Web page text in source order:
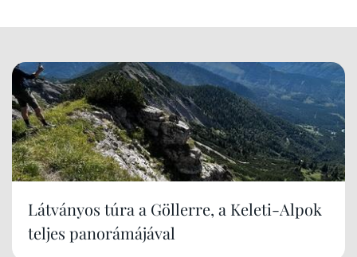
Látványos túra a Göllerre, a Keleti-Alpok
teljes panorámájával